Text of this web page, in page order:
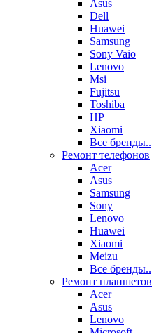
Asus
Dell
Huawei
Samsung
Sony Vaio
Lenovo
Msi
Fujitsu
Toshiba
HP
Xiaomi
Все бренды..
Ремонт телефонов
Acer
Asus
Samsung
Sony
Lenovo
Huawei
Xiaomi
Meizu
Все бренды..
Ремонт планшетов
Acer
Asus
Lenovo